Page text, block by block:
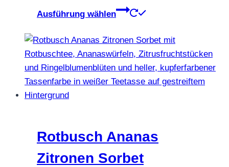
Ausführung wählen
Dieses
weist
mehrere
Varianten
auf.
auf
der
Rotbusch Ananas
Zitronen Sorbet